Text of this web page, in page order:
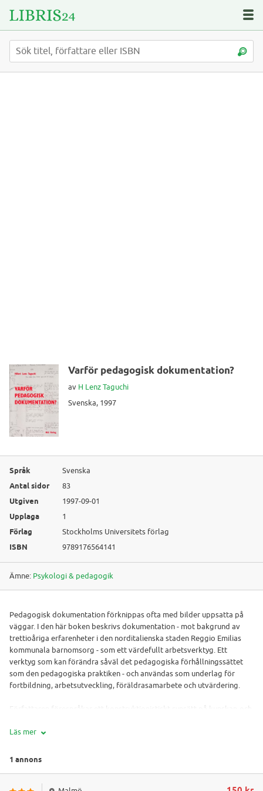
Varför pedagogisk dokumentation?
av H Lenz Taguchi
Svenska, 1997
Språk Svenska
Antal sidor 83
Utgiven 1997-09-01
Upplaga 1
Förlag Stockholms Universitets förlag
ISBN 9789176564141
Ämne: Psykologi & pedagogik
Pedagogisk dokumentation förknippas ofta med bilder uppsatta på
väggar. I den här boken beskrivs dokumentation - mot bakgrund av
trettioåriga erfarenheter i den norditalienska staden Reggio Emilias
kommunala barnomsorg - som ett värdefullt arbetsverktyg. Ett
verktyg som kan förändra såväl det pedagogiska förhållningssättet
som den pedagogiska praktiken - och användas som underlag för
fortbildning, arbetsutveckling, föräldrasamarbete och utvärdering.
Författaren förespråkar ett konstruktionistiskt synsätt på kunskap och
till skillnad från det programtänkande som utmärker svensk
och pedagogiken som medkonstruktörer av kultur och kunskap.
Läs mer
1 annons